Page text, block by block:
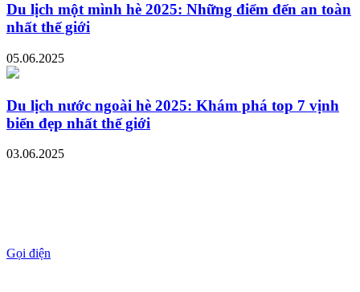
Du lịch một mình hè 2025: Những điểm đến an toàn
nhất thế giới
05.06.2025
Du lịch nước ngoài hè 2025: Khám phá top 7 vịnh
biển đẹp nhất thế giới
03.06.2025
Gọi điện